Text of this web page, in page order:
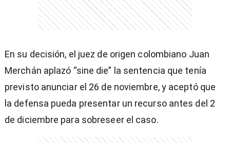
En su decisión, el juez de origen colombiano Juan
Merchán aplazó “sine die” la sentencia que tenía
previsto anunciar el 26 de noviembre, y aceptó que
la defensa pueda presentar un recurso antes del 2
de diciembre para sobreseer el caso.